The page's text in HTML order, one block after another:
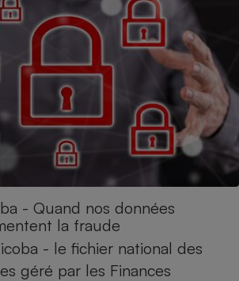
- Quand nos données
la fraude
- le fichier national des
géré par les Finances